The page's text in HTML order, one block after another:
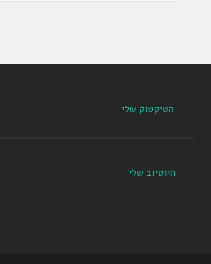
הטיקטוק שלי
היוטיוב שלי